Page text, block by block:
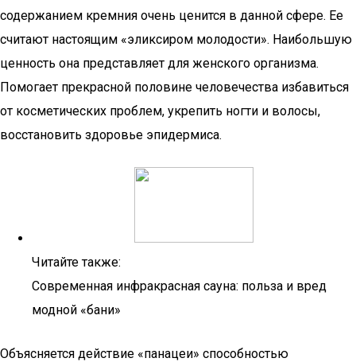
содержанием кремния очень ценится в данной сфере. Ее
считают настоящим «эликсиром молодости». Наибольшую
ценность она представляет для женского организма.
Помогает прекрасной половине человечества избавиться
от косметических проблем, укрепить ногти и волосы,
восстановить здоровье эпидермиса.
Читайте также:
Современная инфракрасная сауна: польза и вред
модной «бани»
Объясняется действие «панацеи» способностью